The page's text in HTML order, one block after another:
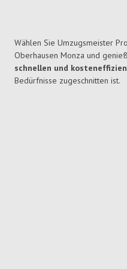
Wählen Sie Umzugsmeister
Oberhausen Monza und
schnellen und
Bedürfnisse zugeschnitten ist.